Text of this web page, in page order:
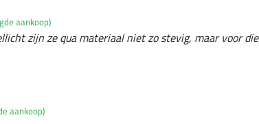
aankoop)
zijn ze qua materiaal niet zo stevig, maar voor
aankoop)